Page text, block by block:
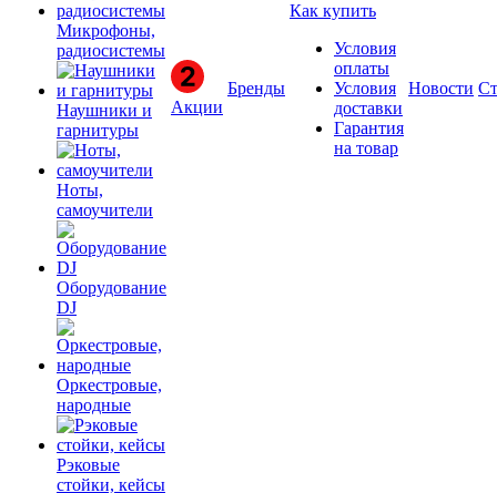
Микрофоны,
радиосистемы
Наушники и
гарнитуры
Ноты,
самоучители
Оборудование
DJ
Оркестровые,
народные
Рэковые
стойки, кейсы
Акции
Бренды
Как купить
Условия
оплаты
Условия
доставки
Гарантия
на товар
Новости